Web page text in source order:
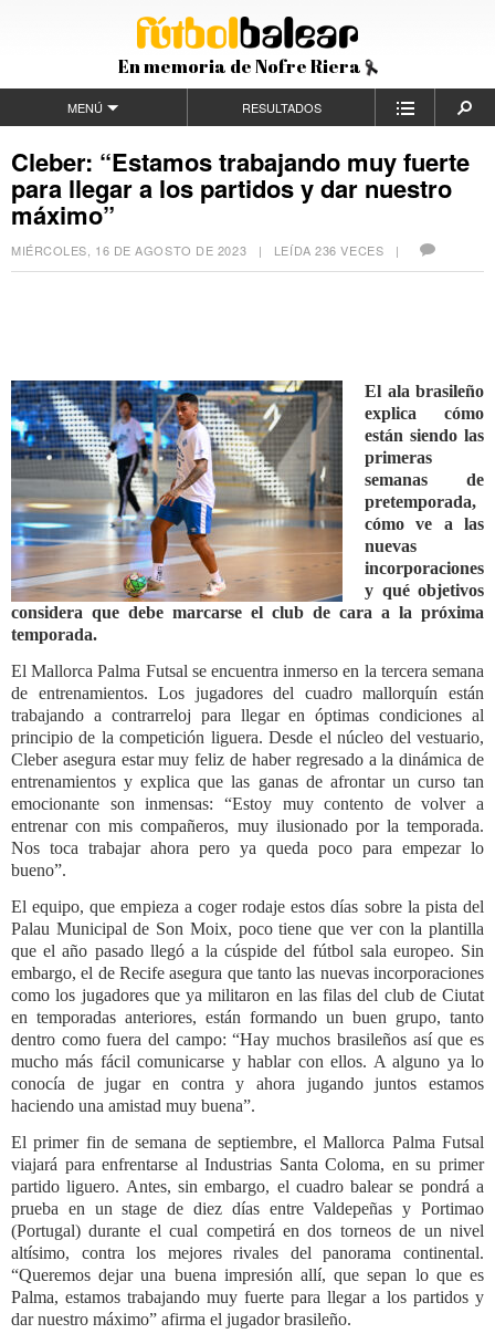
En memoria de Nofre Riera
MENÚ RESULTADOS
Cleber: “Estamos trabajando muy fuerte
para llegar a los partidos y dar nuestro
máximo”
MIÉRCOLES, 16 DE AGOSTO DE 2023 | LEÍDA 236 VECES |
El ala brasileño
explica cómo
están siendo las
primeras
semanas de
pretemporada,
cómo ve a las
nuevas
incorporaciones
y qué objetivos
considera que debe marcarse el club de cara a la próxima
temporada.
El Mallorca Palma Futsal se encuentra inmerso en la tercera semana
de entrenamientos. Los jugadores del cuadro mallorquín están
trabajando a contrarreloj para llegar en óptimas condiciones al
principio de la competición liguera. Desde el núcleo del vestuario,
Cleber asegura estar muy feliz de haber regresado a la dinámica de
entrenamientos y explica que las ganas de afrontar un curso tan
emocionante son inmensas: “Estoy muy contento de volver a
entrenar con mis compañeros, muy ilusionado por la temporada.
Nos toca trabajar ahora pero ya queda poco para empezar lo
bueno”.
El equipo, que empieza a coger rodaje estos días sobre la pista del
Palau Municipal de Son Moix, poco tiene que ver con la plantilla
que el año pasado llegó a la cúspide del fútbol sala europeo. Sin
embargo, el de Recife asegura que tanto las nuevas incorporaciones
como los jugadores que ya militaron en las filas del club de Ciutat
en temporadas anteriores, están formando un buen grupo, tanto
dentro como fuera del campo: “Hay muchos brasileños así que es
mucho más fácil comunicarse y hablar con ellos. A alguno ya lo
conocía de jugar en contra y ahora jugando juntos estamos
haciendo una amistad muy buena”.
El primer fin de semana de septiembre, el Mallorca Palma Futsal
viajará para enfrentarse al Industrias Santa Coloma, en su primer
partido liguero. Antes, sin embargo, el cuadro balear se pondrá a
prueba en un stage de diez días entre Valdepeñas y Portimao
(Portugal) durante el cual competirá en dos torneos de un nivel
altísimo, contra los mejores rivales del panorama continental.
“Queremos dejar una buena impresión allí, que sepan lo que es
Palma, estamos trabajando muy fuerte para llegar a los partidos y
dar nuestro máximo” afirma el jugador brasileño.